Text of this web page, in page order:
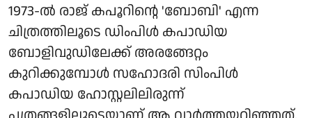
1973-ല്‍ രാജ് കപൂറിന്റെ 'ബോബി' എന്ന
ചിത്രത്തിലൂടെ ഡിംപിള്‍ കപാഡിയ
ബോളിവുഡിലേക്ക് അരങ്ങേറ്റം
കുറിക്കുമ്പോള്‍ സഹോദരി സിംപിള്‍
കപാഡിയ ഹോസ്റ്റലിലിരുന്ന്